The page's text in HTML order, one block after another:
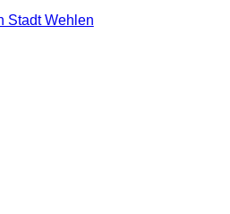
Stadt Wehlen